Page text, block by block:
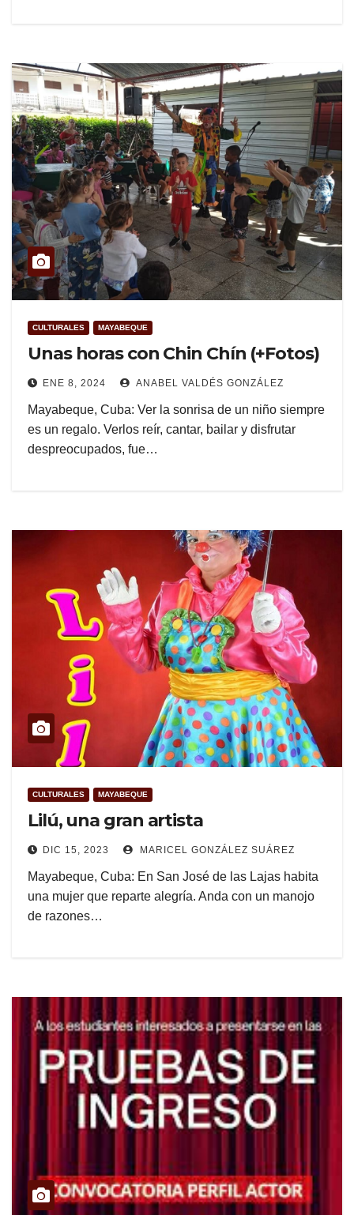
CULTURALES MAYABEQUE
Unas horas con Chin Chín (+Fotos)
ENE 8, 2024 ANABEL VALDÉS GONZÁLEZ
Mayabeque, Cuba: Ver la sonrisa de un niño siempre
es un regalo. Verlos reír, cantar, bailar y disfrutar
despreocupados, fue…
CULTURALES MAYABEQUE
Lilú, una gran artista
DIC 15, 2023 MARICEL GONZÁLEZ SUÁREZ
Mayabeque, Cuba: En San José de las Lajas habita
una mujer que reparte alegría. Anda con un manojo
de razones…